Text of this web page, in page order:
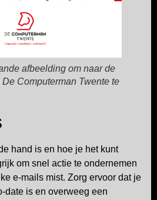
afbeelding om naar de
Computerman Twente te
hand is en hoe je het kunt
om snel actie te ondernemen
e-mails mist. Zorg ervoor dat je
date is en overweeg een